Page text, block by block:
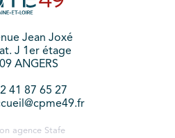
Jean Joxé
J 1er étage
ANGERS
41 87 65 27
agence Stafe